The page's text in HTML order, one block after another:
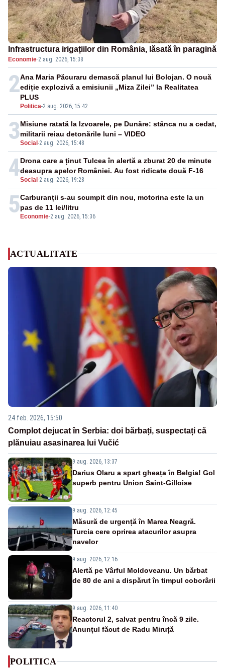
Infrastructura irigațiilor din România, lăsată în paragină
Economie·2 aug. 2026, 15:38
2
Politica-2 aug. 2026, 15:42
Ana Maria Păcuraru demască planul lui Bolojan. O nouă
ediție explozivă a emisiunii „Miza Zilei” la Realitatea
PLUS
3Social -2 aug. 2026, 15:48
Misiune ratată la Izvoarele, pe Dunăre: stânca nu a cedat,
militarii reiau detonările luni – VIDEO
4Social -2 aug. 2026, 19:28
Drona care a ținut Tulcea în alertă a zburat 20 de minute
deasupra apelor României. Au fost ridicate două F-16
5 Economie-2 aug. 2026, 15:36
Carburanții s-au scumpit din nou, motorina este la un
pas de 11 lei/litru
ACTUALITATE
24 feb. 2026, 15:50
Complot dejucat în Serbia: doi bărbați, suspectați că
plănuiau asasinarea lui Vučić
9 aug. 2026, 13:37
Darius Olaru a spart gheața în Belgia! Gol
superb pentru Union Saint-Gilloise
9 aug. 2026, 12:45
Măsură de urgență în Marea Neagră.
Turcia cere oprirea atacurilor asupra
navelor
9 aug. 2026, 12:16
Alertă pe Vârful Moldoveanu. Un bărbat
de 80 de ani a dispărut în timpul coborârii
9 aug. 2026, 11:40
Reactorul 2, salvat pentru încă 9 zile.
Anunțul făcut de Radu Miruță
POLITICA